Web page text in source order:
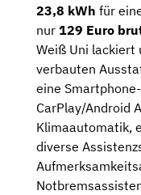
23,8 kWh für
nur 129 Euro
Weiß Uni lackiert
verbauten
eine
CarPlay/Android
Klimaautomatik,
diverse